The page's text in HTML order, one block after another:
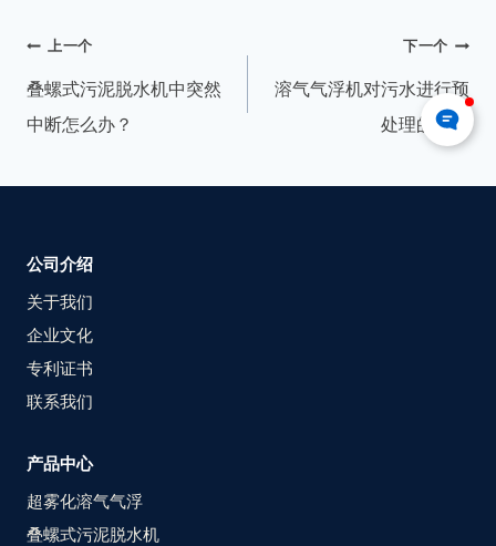
上一个
叠螺式污泥脱水机中突然
中断怎么办？
下一个
溶气气浮机对污水进行预
处理的介绍
公司介绍
关于我们
企业文化
专利证书
联系我们
产品中心
超雾化溶气气浮
叠螺式污泥脱水机